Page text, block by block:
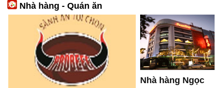
Nhà hàng - Quán ăn
Nhà hàng Ngọc